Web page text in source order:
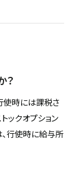
？
使時には課税さ
ックオプション
、行使時に給与所